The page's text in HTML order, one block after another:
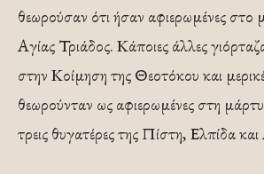
θεωρούσαν ότι ήσαν αφιερωμένες στο
Αγίας Τριάδος. Κάποιες άλλες
στην Κοίμηση της Θεοτόκου και
θεωρούνταν ως αφιερωμένες στη
τρεις θυγατέρες της Πίστη, Ελπίδα